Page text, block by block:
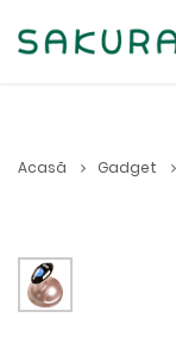
Acasă Gadget